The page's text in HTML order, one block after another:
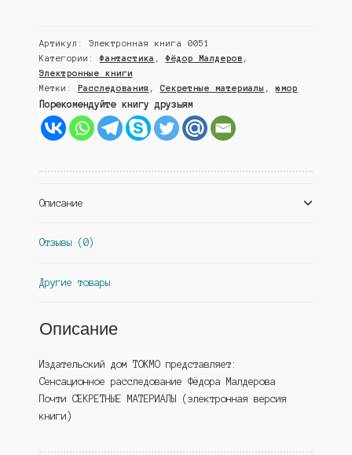
МАТЕРИАЛЫ
(электронная
версия
Артикул: Электронная книга 0051
Категории:Фантастика ,Фёдор Малдеров ,
Электронные книги
Метки:
Расследования ,Секретные материалы ,юмор
Порекомендуйте книгу друзьям
Описание
Отзывы (0)
Другие товары
Описание
Издательский дом ТОКМО представляет:
Сенсационное расследование Фёдора Малдерова
Почти СЕКРЕТНЫЕ МАТЕРИАЛЫ (электронная версия
книги)